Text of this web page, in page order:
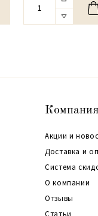
Компания
Акции и
Доставка и
Система
О компании
Отзывы
Статьи